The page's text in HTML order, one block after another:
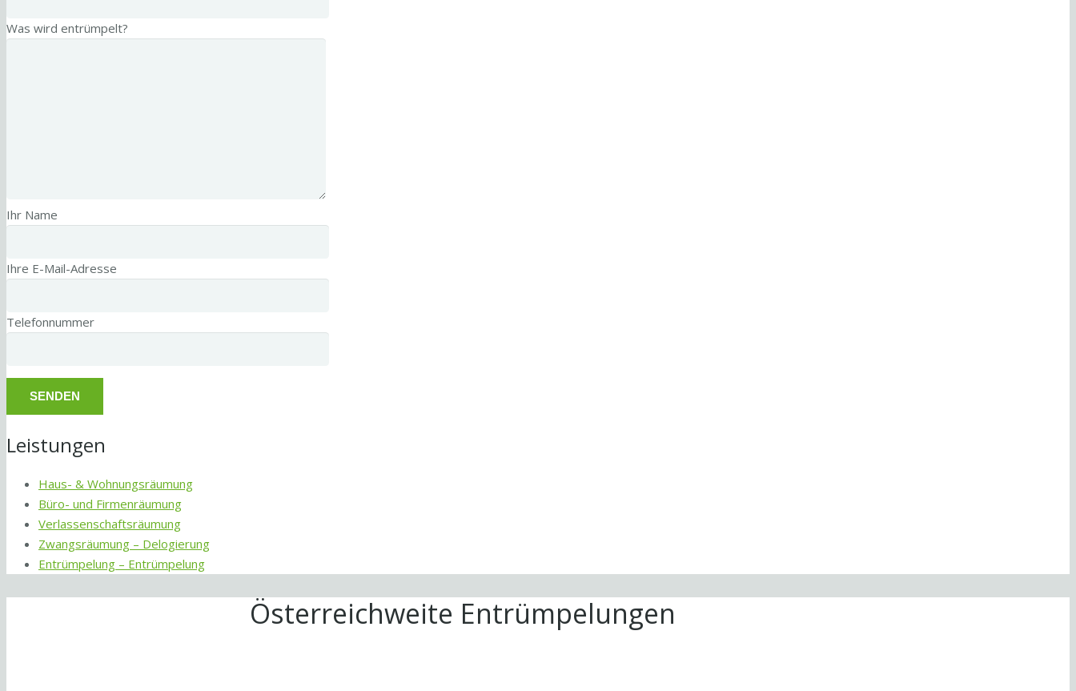
Was wird entrümpelt?
Ihr Name
Ihre E-Mail-Adresse
Telefonnummer
Leistungen
Haus- & Wohnungsräumung
Büro- und Firmenräumung
Verlassenschaftsräumung
Zwangsräumung – Delogierung
Entrümpelung – Entrümpelung
Österreichweite Entrümpelungen